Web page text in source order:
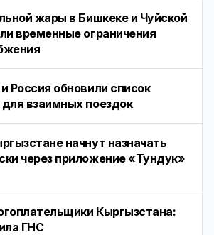
жары в Бишкеке и Чуйской
временные ограничения
Россия обновили список
взаимных поездок
начнут назначать
через приложение «Тундук»
Кыргызстана:
ГНС